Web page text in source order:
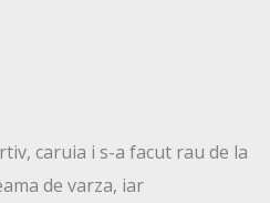
caruia i s-a facut rau de la
de varza, iar